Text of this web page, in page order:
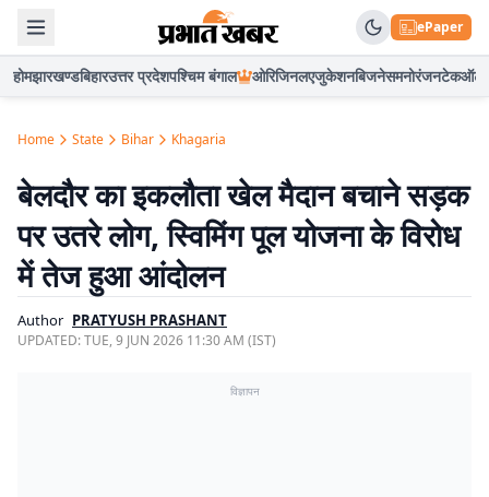
ePaper
होमझारखण्डबिहारउत्तर प्रदेशपश्चिम बंगाल ओरिजिनलएजुकेशनबिजनेसमनोरंजनटेकऑटो
Home State Bihar Khagaria
बेलदौर का इकलौता खेल मैदान बचाने सड़क
पर उतरे लोग, स्विमिंग पूल योजना के विरोध
में तेज हुआ आंदोलन
Author PRATYUSH PRASHANT
UPDATED:TUE, 9 JUN 2026 11:30 AM (IST)
विज्ञापन